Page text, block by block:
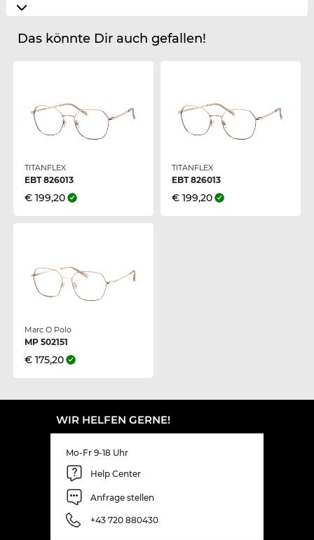
Das könnte Dir auch gefallen!
TITANFLEX
EBT 826013
€ 199,20
TITANFLEX
EBT 826013
€ 199,20
Marc O Polo
MP 502151
€ 175,20
WIR HELFEN GERNE!
Mo-Fr 9-18 Uhr
Help Center
Anfrage stellen
+43 720 880430